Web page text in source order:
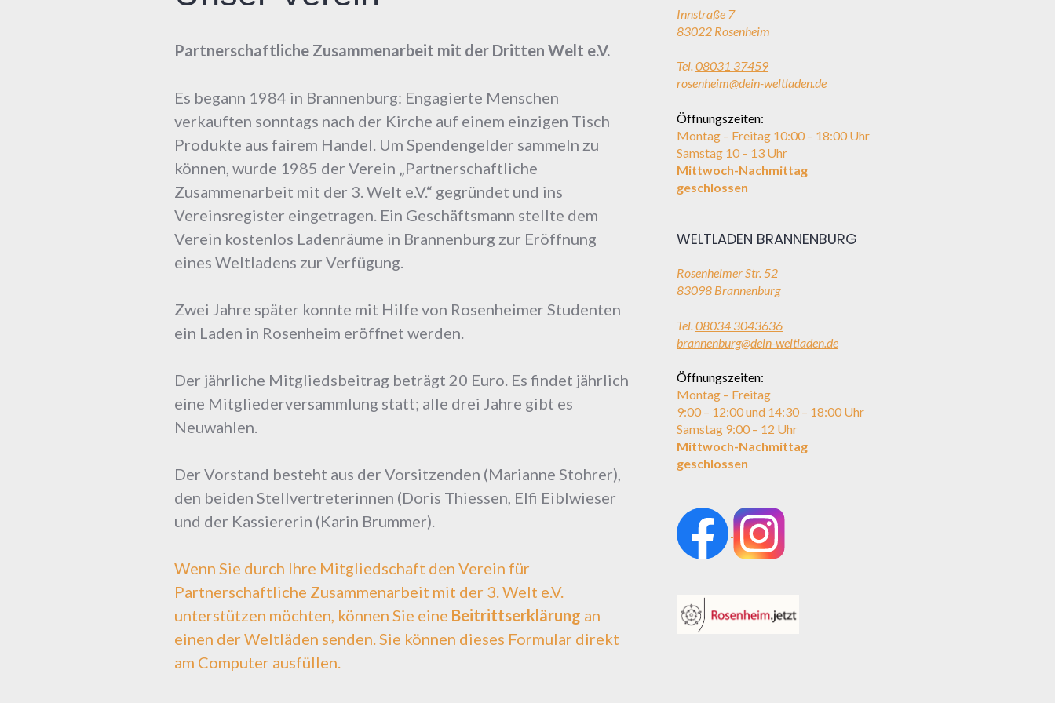
Partnerschaftliche Zusammenarbeit mit der Dritten Welt e.V.
Es begann 1984 in Brannenburg: Engagierte Menschen
verkauften sonntags nach der Kirche auf einem einzigen Tisch
Produkte aus fairem Handel. Um Spendengelder sammeln zu
können, wurde 1985 der Verein „Partnerschaftliche
Zusammenarbeit mit der 3. Welt e.V.“ gegründet und ins
Vereinsregister eingetragen. Ein Geschäftsmann stellte dem
Verein kostenlos Ladenräume in Brannenburg zur Eröffnung
eines Weltladens zur Verfügung.
Zwei Jahre später konnte mit Hilfe von Rosenheimer Studenten
ein Laden in Rosenheim eröffnet werden.
Der jährliche Mitgliedsbeitrag beträgt 20 Euro. Es findet jährlich
eine Mitgliederversammlung statt; alle drei Jahre gibt es
Neuwahlen.
Der Vorstand besteht aus der Vorsitzenden (Marianne Stohrer),
den beiden Stellvertreterinnen (Doris Thiessen, Elfi Eiblwieser
und der Kassiererin (Karin Brummer).
Wenn Sie durch Ihre Mitgliedschaft den Verein für
Partnerschaftliche Zusammenarbeit mit der 3. Welt e.V.
unterstützen möchten, können Sie eine Beitrittserklärung an
einen der Weltläden senden. Sie können dieses Formular direkt
am Computer ausfüllen.
Innstraße 7
83022 Rosenheim
Tel.08031 37459
rosenheim@dein-weltladen.de
Öffnungszeiten:
Montag – Freitag 10:00 – 18:00 Uhr
Samstag 10 – 13 Uhr
Mittwoch-Nachmittag
geschlossen
WELTLADEN BRANNENBURG
Rosenheimer Str. 52
83098 Brannenburg
Tel. 08034 3043636
brannenburg@dein-weltladen.de
Öffnungszeiten:
Montag – Freitag
9:00 – 12:00 und 14:30 – 18:00 Uhr
Samstag 9:00 – 12 Uhr
Mittwoch-Nachmittag
geschlossen